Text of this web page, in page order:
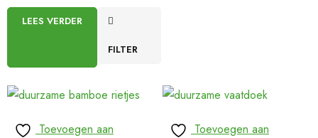
FILTER
LEES VERDER
Toevoegen aan
Toevoegen aan